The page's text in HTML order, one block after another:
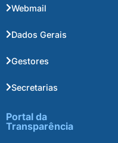
Webmail
Dados Gerais
Gestores
Secretarias
Portal da
Transparência